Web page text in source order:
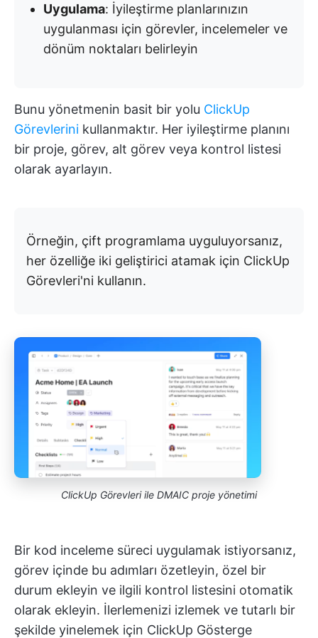
Uygulama: İyileştirme planlarınızın
uygulanması için görevler, incelemeler ve
dönüm noktaları belirleyin
Bunu yönetmenin basit bir yolu ClickUp
Görevlerini kullanmaktır. Her iyileştirme planını
bir proje, görev, alt görev veya kontrol listesi
olarak ayarlayın.
Örneğin, çift programlama uyguluyorsanız,
her özelliğe iki geliştirici atamak için ClickUp
Görevleri'ni kullanın.
ClickUp Görevleri ile DMAIC proje yönetimi
Bir kod inceleme süreci uygulamak istiyorsanız,
görev içinde bu adımları özetleyin, özel bir
durum ekleyin ve ilgili kontrol listesini otomatik
olarak ekleyin. İlerlemenizi izlemek ve tutarlı bir
şekilde yinelemek için ClickUp Gösterge